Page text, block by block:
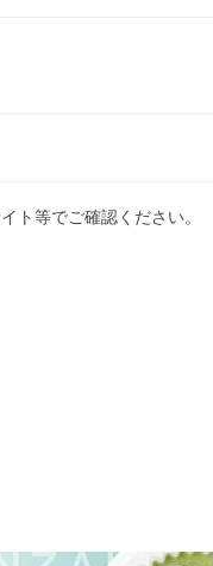
ト等でご確認ください。